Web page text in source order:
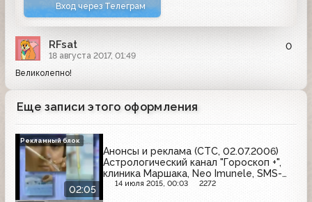
Вход через Телеграм
RFsat
18 августа 2017, 01:49
0
Великолепно!
Еще записи этого оформления
02:05
Анонсы и реклама (СТС, 02.07.2006)
Астрологический канал "Гороскоп +",
клиника Маршака, Neo Imunele, SMS-
признания в любви
14 июля 2015, 00:03 2272
Рекламный блок